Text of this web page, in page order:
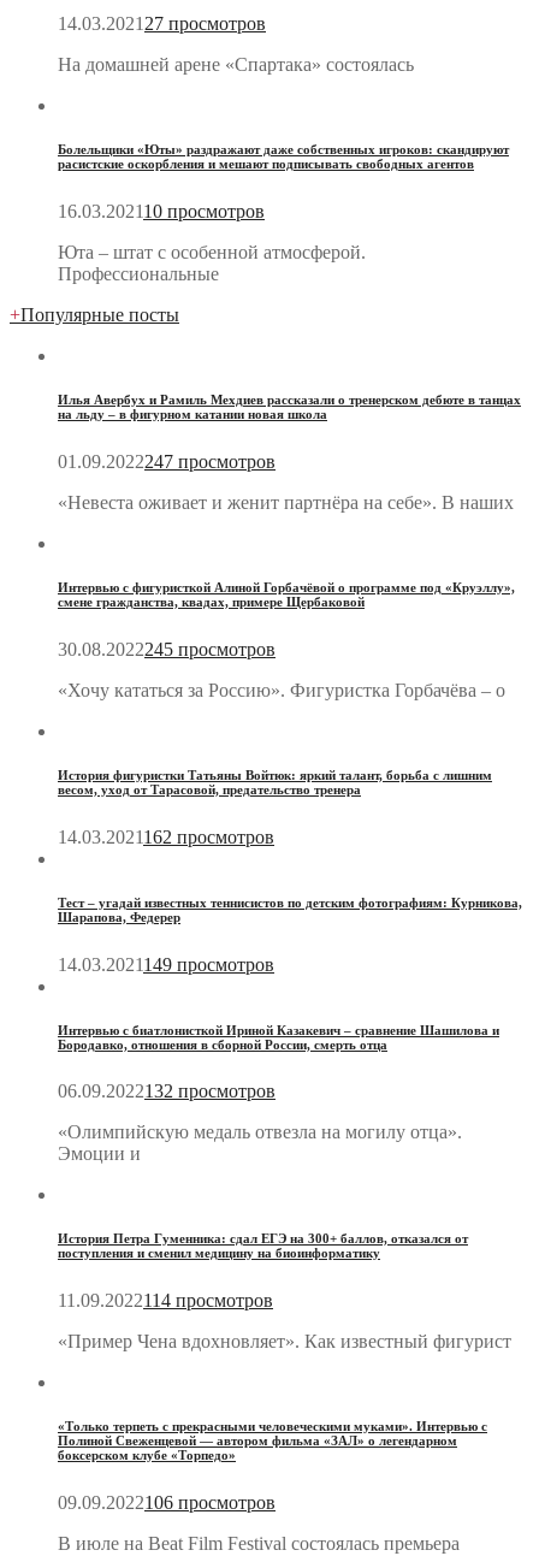
14.03.2021 27 просмотров
На домашней арене «Спартака» состоялась
Болельщики «Юты» раздражают даже собственных игроков: скандируют
расистские оскорбления и мешают подписывать свободных агентов
16.03.202110 просмотров
Юта – штат с особенной атмосферой.
Профессиональные
+Популярные посты
Илья Авербух и Рамиль Мехдиев рассказали о тренерском дебюте в танцах
на льду – в фигурном катании новая школа
01.09.2022247 просмотров
«Невеста оживает и женит партнёра на себе». В наших
Интервью с фигуристкой Алиной Горбачёвой о программе под «Круэллу»,
смене гражданства, квадах, примере Щербаковой
30.08.2022245 просмотров
«Хочу кататься за Россию». Фигуристка Горбачёва – о
История фигуристки Татьяны Войтюк: яркий талант, борьба с лишним
весом, уход от Тарасовой, предательство тренера
14.03.2021162 просмотров
Тест – угадай известных теннисистов по детским фотографиям: Курникова,
Шарапова, Федерер
14.03.2021149 просмотров
Интервью с биатлонисткой Ириной Казакевич – сравнение Шашилова и
Бородавко, отношения в сборной России, смерть отца
06.09.2022132 просмотров
«Олимпийскую медаль отвезла на могилу отца».
Эмоции и
История Петра Гуменника: сдал ЕГЭ на 300+ баллов, отказался от
поступления и сменил медицину на биоинформатику
11.09.2022114 просмотров
«Пример Чена вдохновляет». Как известный фигурист
«Только терпеть с прекрасными человеческими муками». Интервью с
Полиной Свеженцевой — автором фильма «ЗАЛ» о легендарном
боксерском клубе «Торпедо»
09.09.2022106 просмотров
В июле на Beat Film Festival состоялась премьера